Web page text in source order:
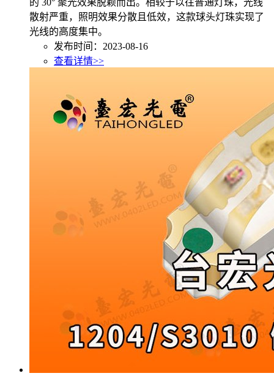
散射严重，照明效果分散且低效，这款球头灯珠实现了
光线的高度集中。
发布时间：2023-08-16
查看详情>>